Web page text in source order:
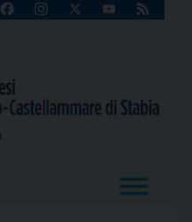
FacebookInstagram
X
YouTube
Feed